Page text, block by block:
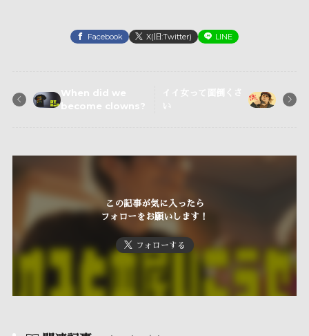
Facebook X(旧:Twitter) LINE
When did we
become clowns?
イイ女って面倒くさ
い
この記事が気に入ったら
フォローをお願いします！
フォローする